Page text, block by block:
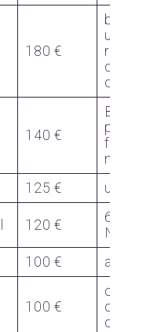
180 €
bon
une
d’air
140 €
Bon
fruits
mer
125 € une
120 €
6
Noel
100 €
100 €
carte
cours